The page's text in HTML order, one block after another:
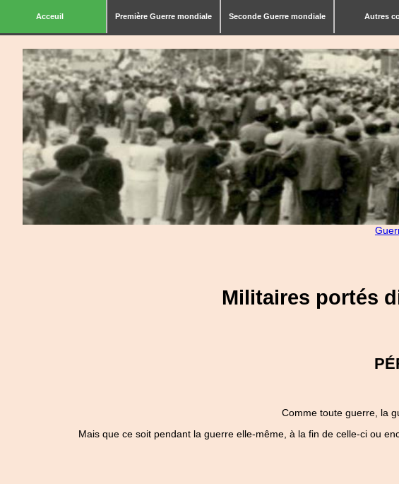
Acceuil Première Guerre mondiale Seconde Guerre mondiale Autres
Militaires portés
Comme toute guerre, la
Mais que ce soit pendant la guerre elle-même, à la fin de celle-ci ou